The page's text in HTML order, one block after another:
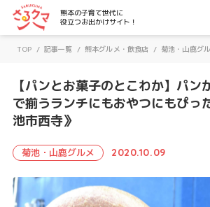
さるクマ-さるこう、熊本-｜熊本の
熊本の子育て世代に
役立つお出かけサイト！
TOP / 記事一覧 / 熊本グルメ・飲食店 / 菊池・山鹿グ
【パンとお菓子のとこわか】パン
で揃うランチにもおやつにもぴっ
池市西寺》
菊池・山鹿グルメ 2020.10.09